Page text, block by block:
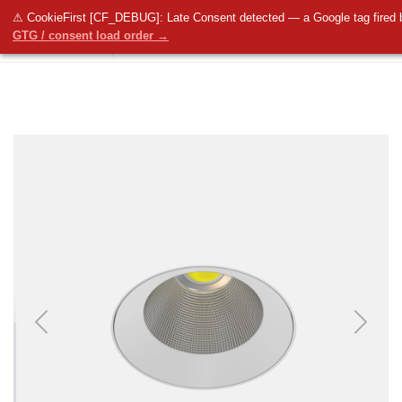
⚠ CookieFirst [CF_DEBUG]: Late Consent detected — a Google tag fired
GTG / consent load order →
Previous Next